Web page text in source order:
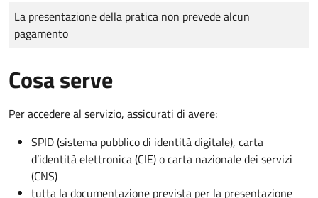
Tipo di pagamento
Importo
La presentazione della pratica non prevede alcun
pagamento
Cosa serve
Per accedere al servizio, assicurati di avere:
SPID (sistema pubblico di identità digitale), carta
d’identità elettronica (CIE) o carta nazionale dei servizi
(CNS)
tutta la documentazione prevista per la presentazione